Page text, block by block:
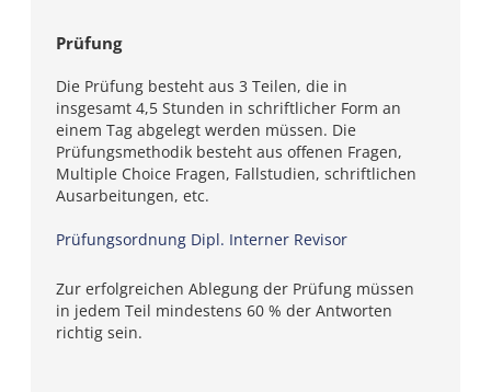
Prüfung
Die Prüfung besteht aus 3 Teilen, die in
insgesamt 4,5 Stunden in schriftlicher Form an
einem Tag abgelegt werden müssen. Die
Prüfungsmethodik besteht aus offenen Fragen,
Multiple Choice Fragen, Fallstudien, schriftlichen
Ausarbeitungen, etc.
Prüfungsordnung Dipl. Interner Revisor
Zur erfolgreichen Ablegung der Prüfung müssen
in jedem Teil mindestens 60 % der Antworten
richtig sein.